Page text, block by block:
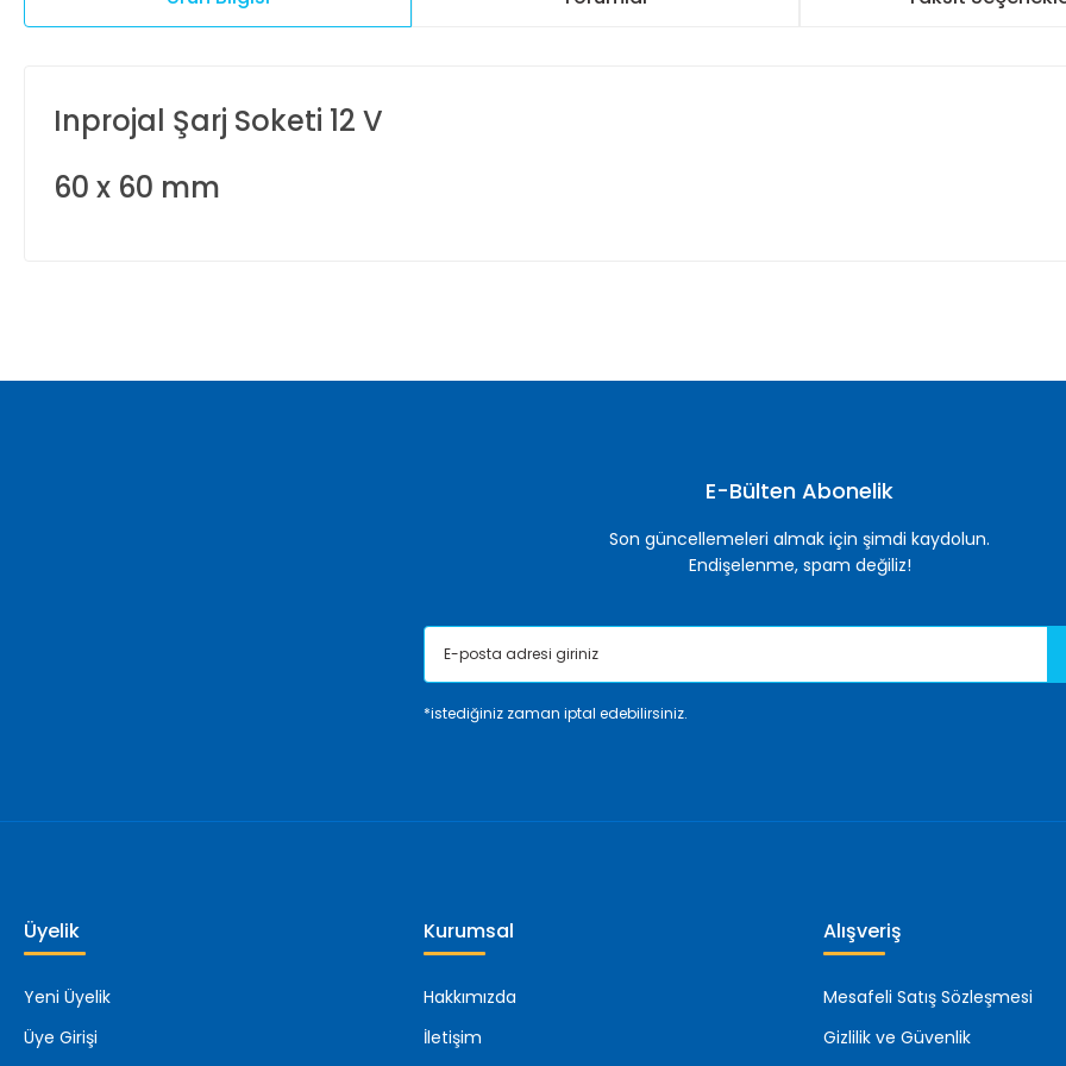
Inprojal Şarj Soketi 12 V
60 x 60 mm
E-Bülten Abonelik
Son güncellemeleri almak için şimdi kaydolun.
Endişelenme, spam değiliz!
*istediğiniz zaman iptal edebilirsiniz.
Üyelik
Yeni Üyelik
Üye Girişi
Kurumsal
Hakkımızda
İletişim
Alışveriş
Mesafeli Satış Sözleşmesi
Gizlilik ve Güvenlik